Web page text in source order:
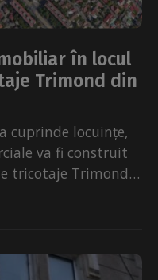
în locul
Trimond din
cuprinde locuințe,
va fi construit
tricotaje Trimond